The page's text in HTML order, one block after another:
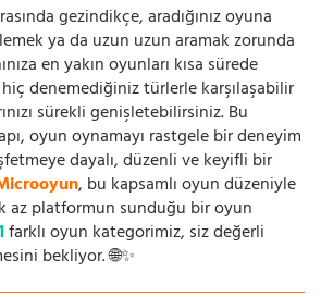
gezindikçe, aradığınız oyuna
ya da uzun uzun aramak zorunda
en yakın oyunları kısa sürede
denemediğiniz türlerle karşılaşabilir
sürekli genişletebilirsiniz. Bu
oyun oynamayı rastgele bir deneyim
dayalı, düzenli ve keyifli bir
, bu kapsamlı oyun düzeniyle
az platformun sunduğu bir oyun
farklı oyun kategorimiz, siz değerli
bekliyor. 🌐✨